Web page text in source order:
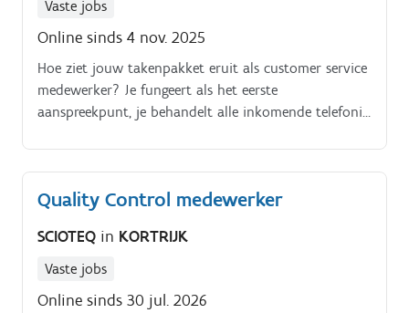
Vaste jobs
Online sinds 4 nov. 2025
Hoe ziet jouw takenpakket eruit als customer service
medewerker? Je fungeert als het eerste
aanspreekpunt, je behandelt alle inkomende telefonie
Quality Control medewerker
SCIOTEQ in KORTRIJK
Vaste jobs
Online sinds 30 jul. 2026